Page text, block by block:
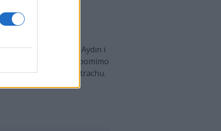
Berşan "WaenA" Aydın i
przewagi z rąk i pomimo
napięcia i strachu.
zdominowali ostatnie